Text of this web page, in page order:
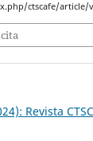
ctscafe/article/
Revista